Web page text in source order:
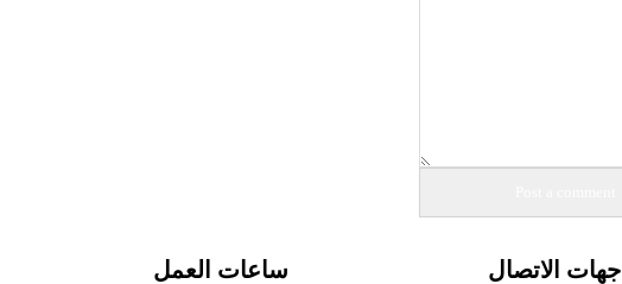
جهات الاتصال ساعات العمل